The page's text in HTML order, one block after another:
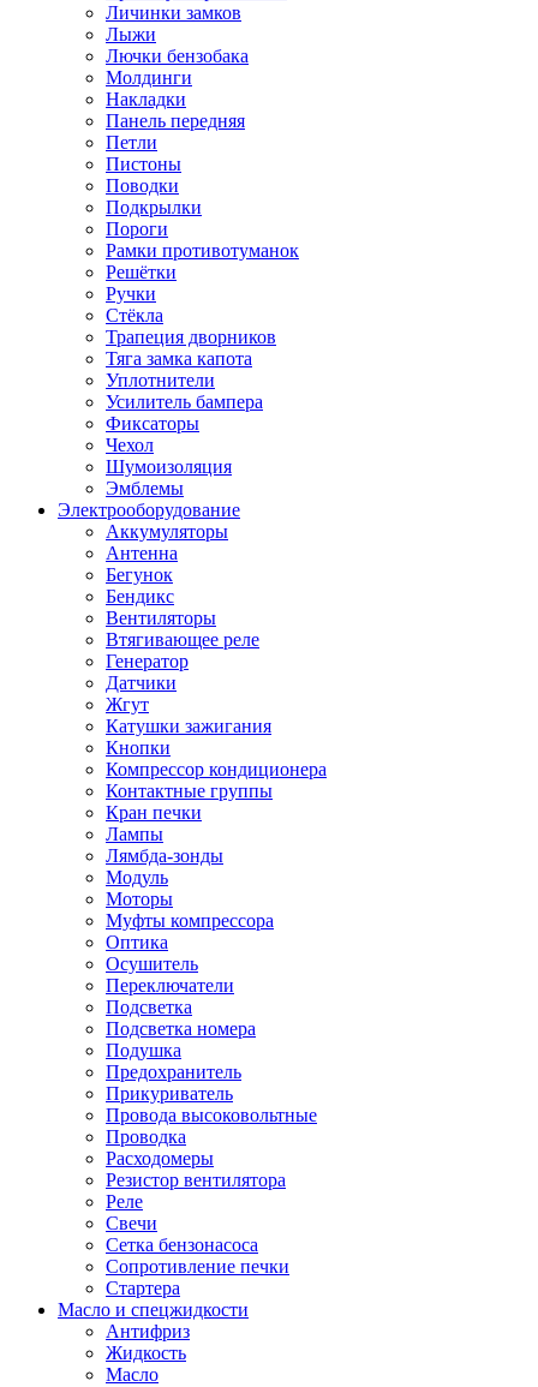
Личинки замков
Лыжи
Лючки бензобака
Молдинги
Накладки
Панель передняя
Петли
Пистоны
Поводки
Подкрылки
Пороги
Рамки противотуманок
Решётки
Ручки
Стёкла
Трапеция дворников
Тяга замка капота
Уплотнители
Усилитель бампера
Фиксаторы
Чехол
Шумоизоляция
Эмблемы
Электрооборудование
Аккумуляторы
Антенна
Бегунок
Бендикс
Вентиляторы
Втягивающее реле
Генератор
Датчики
Жгут
Катушки зажигания
Кнопки
Компрессор кондиционера
Контактные группы
Кран печки
Лампы
Лямбда-зонды
Модуль
Моторы
Муфты компрессора
Оптика
Осушитель
Переключатели
Подсветка
Подсветка номера
Подушка
Предохранитель
Прикуриватель
Провода высоковольтные
Проводка
Расходомеры
Резистор вентилятора
Реле
Свечи
Сетка бензонасоса
Сопротивление печки
Стартера
Масло и спецжидкости
Антифриз
Жидкость
Масло